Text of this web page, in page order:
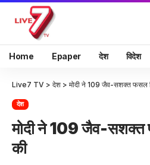
Home Epaper देश विदेश
Live7 TV > देश > मोदी ने 109 जैव-सशक्त फसल
देश
मोदी ने 109 जैव-सशक्त
की